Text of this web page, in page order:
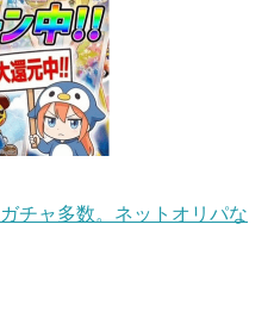
チャ多数。ネットオリパな